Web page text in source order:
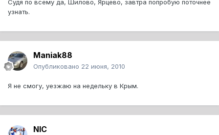
Судя по всему да, Шилово, Ярцево, завтра попробую поточнее
узнать.
Maniak88
Опубликовано 22 июня, 2010
Я не смогу, уезжаю на недельку в Крым.
NIC